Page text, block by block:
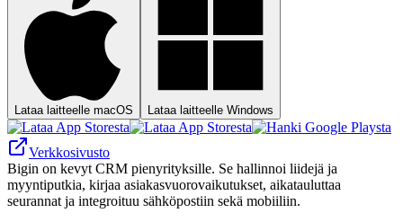
Lataa laitteelle macOS Lataa laitteelle Windows
Verkkosivusto
Bigin on kevyt CRM pienyrityksille. Se hallinnoi liidejä ja
myyntiputkia, kirjaa asiakasvuorovaikutukset, aikatauluttaa
seurannat ja integroituu sähköpostiin sekä mobiiliin.